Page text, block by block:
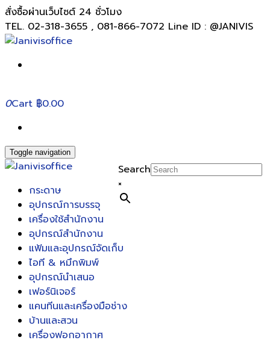
สั่งซื้อผ่านเว็บไซต์ 24 ชั่วโมง
TEL. 02-318-3655 , 081-866-7072 Line ID : @JANIVIS
0Cart ฿0.00
Toggle navigation
Search
×
กระดาษ
อุปกรณ์การบรรจุ
เครื่องใช้สำนักงาน
อุปกรณ์สำนักงาน
แฟ้มและอุปกรณ์จัดเก็บ
ไอที & หมึกพิมพ์
อุปกรณ์นำเสนอ
เฟอร์นิเจอร์
แคนทีนและเครื่องมือช่าง
บ้านและสวน
เครื่องฟอกอากาศ